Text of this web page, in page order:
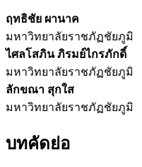
ฤทธิชัย ผานาค
มหาวิทยาลัยราชภัฏชัยภูมิ
ไศลโสภิน ภิรมย์ไกรภักดิ์
มหาวิทยาลัยราชภัฏชัยภูมิ
ลักขณา สุกใส
มหาวิทยาลัยราชภัฏชัยภูมิ
บทคัดย่อ